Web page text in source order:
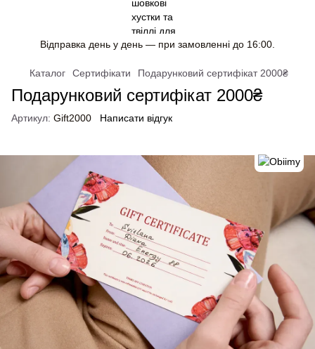
Відправка день у день — при замовленні до 16:00.
Каталог Сертифікати Подарунковий сертифікат 2000₴
Подарунковий сертифікат 2000₴
Артикул: Gift2000 Написати відгук